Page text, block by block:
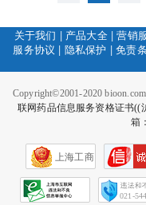
关于我们 | 产品大全|营销
服务协议 | 隐私保护 |免责
Copyright©2001-2020
联网药品信息服务资格证书((
箱
上海工商
021-